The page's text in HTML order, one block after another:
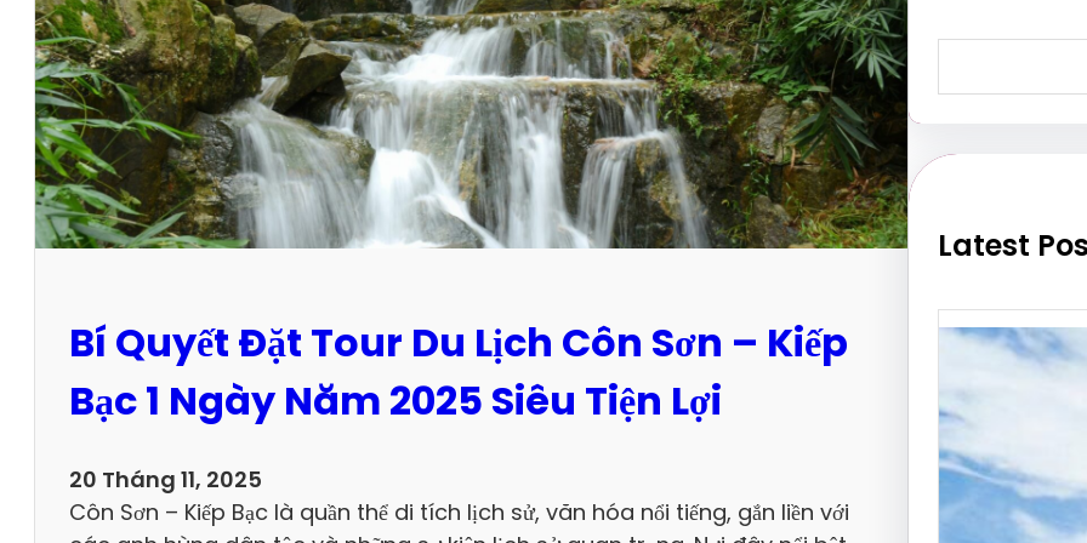
Bí Quyết Đặt Tour Du Lịch Côn Sơn – Kiếp
Bạc 1 Ngày Năm 2025 Siêu Tiện Lợi
20 Tháng 11, 2025
Côn Sơn – Kiếp Bạc là quần thể di tích lịch sử, văn hóa nổi tiếng, gắn liền với
a
c
Latest